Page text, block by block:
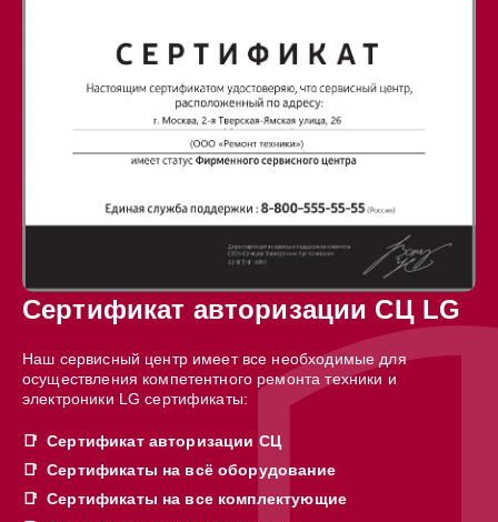
Сертификат авторизации СЦ LG
Наш сервисный центр имеет все необходимые для
осуществления компетентного ремонта техники и
электроники LG сертификаты:
Сертификат авторизации СЦ
Сертификаты на всё оборудование
Сертификаты на все комплектующие